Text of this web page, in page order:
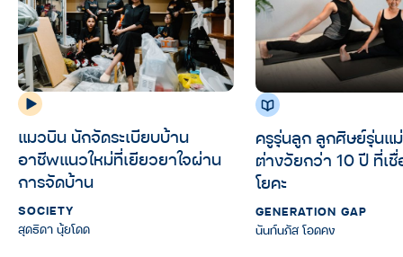
แมวบิน นักจัดระเบียบบ้าน
อาชีพแนวใหม่ที่เยียวยาใจผ่าน
การจัดบ้าน
SOCIETY
สุดธิดา นุ้ยโดด
ครูรุ่นลูก ลูกศิษย์รุ่นแ
ต่างวัยกว่า 10 ปี ที่เ
โยคะ
GENERATION GAP
นันท์นภัส โอดคง